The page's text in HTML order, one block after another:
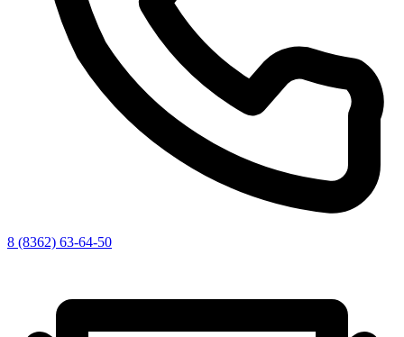
8 (8362) 63-64-50